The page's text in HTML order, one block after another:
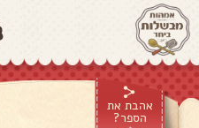
אהבת את
הספר?